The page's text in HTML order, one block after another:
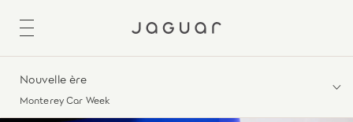
Nouvelle ère
Monterey Car Week